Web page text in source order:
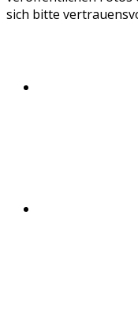
sich bitte